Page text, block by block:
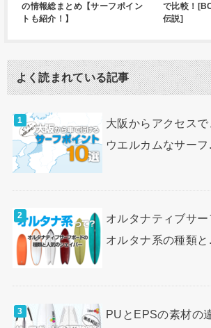
の情報総まとめ【サーフポイン
トも紹介！】
で比較！
伝説]
よく読まれている記事
大阪からアクセス
ウエルカムなサーフ
オルタナティブサー
オルタナ系の種類と
PUとEPSの素材の